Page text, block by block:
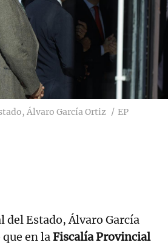
Álvaro García Ortiz EP
del Estado, Álvaro García
en laFiscalía Provincial